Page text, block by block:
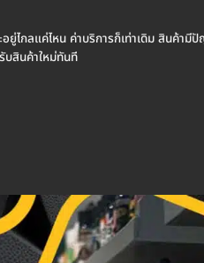
ยู่ไกลแค่ไหน ค่าบริการก็เท่าเดิม สินค้ามี
บสินค้าใหม่ทันที